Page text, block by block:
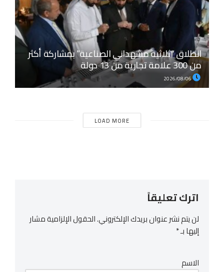
انطلاق “ثلاثية مشهداني الصناعية” بمشاركة أكثر
من 300 علامة تجارية من 13 دولة
2026/08/06
LOAD MORE
اترك تعليقاً
لن يتم نشر عنوان بريدك الإلكتروني.الحقول الإلزامية مشار
إليها بـ*
الاسم